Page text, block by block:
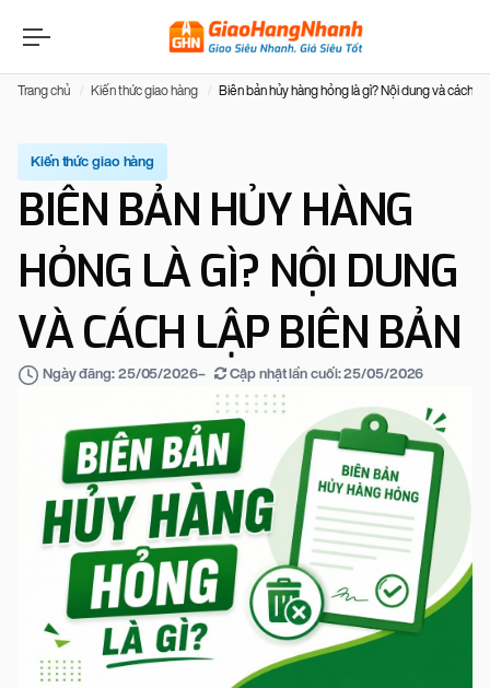
Trang chủ Kiến thức giao hàng Biên bản hủy hàng hỏng là gì? Nội dung và cách
Kiến thức giao hàng
BIÊN BẢN HỦY HÀNG
HỎNG LÀ GÌ? NỘI DUNG
VÀ CÁCH LẬP BIÊN BẢN
Ngày đăng: 25/05/2026– Cập nhật lần cuối:25/05/2026